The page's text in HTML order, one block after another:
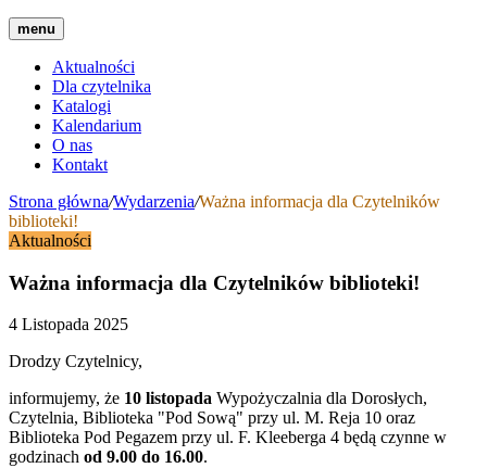
menu
Aktualności
Dla czytelnika
Katalogi
Kalendarium
O nas
Kontakt
Strona główna/Wydarzenia/Ważna informacja dla Czytelników
biblioteki!
Aktualności
Ważna informacja dla Czytelników biblioteki!
4 Listopada 2025
Drodzy Czytelnicy,
informujemy, że 10 listopada Wypożyczalnia dla Dorosłych,
Czytelnia, Biblioteka "Pod Sową" przy ul. M. Reja 10 oraz
Biblioteka Pod Pegazem przy ul. F. Kleeberga 4 będą czynne w
godzinach od 9.00 do 16.00.